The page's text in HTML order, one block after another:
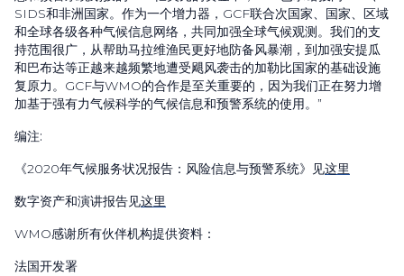
SIDS和非洲国家。作为一个增力器， GCF联合次国家、国家、区域
和全球各级各种气候信息网络，共同加强全球气候观测。我们的支
持范围很广，从帮助马拉维渔民更好地防备风暴潮，到加强安提瓜
和巴布达等正越来越频繁地遭受飓风袭击的加勒比国家的基础设施
复原力。 GCF与WMO的合作是至关重要的，因为我们正在努力增
加基于强有力气候科学的气候信息和预警系统的使用。”
编注:
《2020年气候服务状况报告：风险信息与预警系统》见这里
数字资产和演讲报告见这里
WMO感谢所有伙伴机构提供资料：
法国开发署